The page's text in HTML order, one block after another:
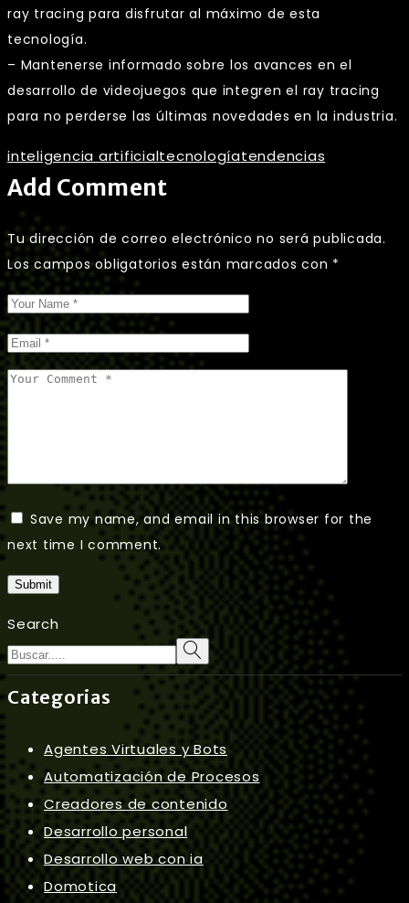
ray tracing para disfrutar al máximo de esta
tecnología.
– Mantenerse informado sobre los avances en el
desarrollo de videojuegos que integren el ray tracing
para no perderse las últimas novedades en la industria.
inteligencia artificialtecnologíatendencias
Add Comment
Tu dirección de correo electrónico no será publicada.
Los campos obligatorios están marcados con *
Save my name, and email in this browser for the
next time I comment.
Submit
Search
Categorias
Agentes Virtuales y Bots
Automatización de Procesos
Creadores de contenido
Desarrollo personal
Desarrollo web con ia
Domotica